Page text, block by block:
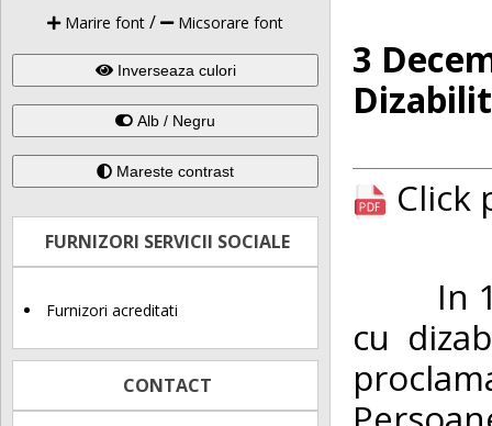
Marire font / Micsorare font
Inverseaza culori
Alb / Negru
Mareste contrast
FURNIZORI SERVICII SOCIALE
Furnizori acreditati
CONTACT
3
Click
In
cu